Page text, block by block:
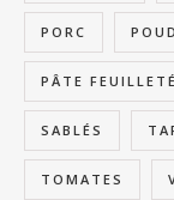
PORC
PÂTE
SABLÉS
TOMATES